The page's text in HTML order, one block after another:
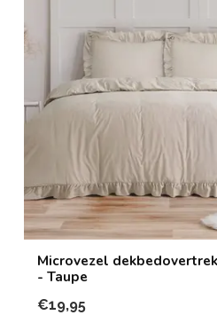
Microvezel
- Taupe
€19,95